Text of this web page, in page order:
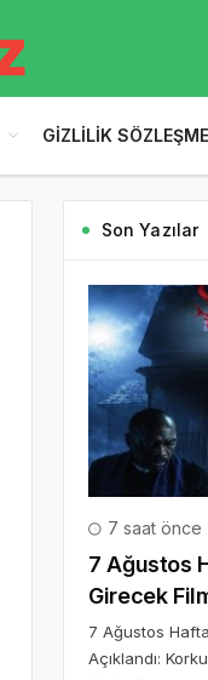
GIZLILIK
Son Yazılar
7 saat önce
7 Ağustos
Girecek
7 Ağustos
Açıklandı: